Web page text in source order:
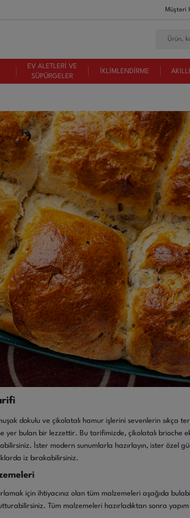
Müşteri
EV ALETLERİ VE
SÜPÜRGELER
İKLİMLENDİRME
dokulu ve çikolatalı hamur işlerini sevenlerin sıkça
yer bulan bir lezzettir. Bu tarifimizde, çikolatalı brioche
İster modern sunumlarla hazırlayın, ister özel
iz bırakabilirsiniz.
için ihtiyacınız olan tüm malzemeleri aşağıda
Tüm malzemeleri hazırladıktan sonra